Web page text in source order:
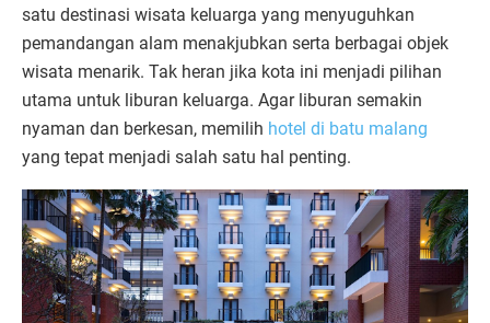
satu destinasi wisata keluarga yang menyuguhkan
pemandangan alam menakjubkan serta berbagai objek
wisata menarik. Tak heran jika kota ini menjadi pilihan
utama untuk liburan keluarga. Agar liburan semakin
nyaman dan berkesan, memilih hotel di batu malang
yang tepat menjadi salah satu hal penting.